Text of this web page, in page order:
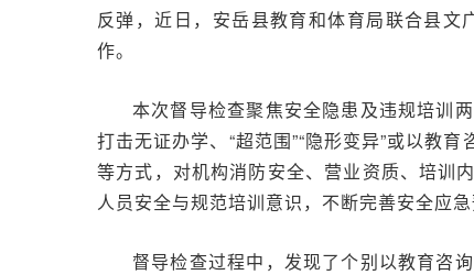
反弹，近日，安岳县教育和体育局联合县
作。
本次督导检查聚焦安全隐患及违规培训
打击无证办学、“超范围”“隐形变异”或以教
等方式，对机构消防安全、营业资质、培训
人员安全与规范培训意识，不断完善安全应
督导检查过程中，发现了个别以教育咨